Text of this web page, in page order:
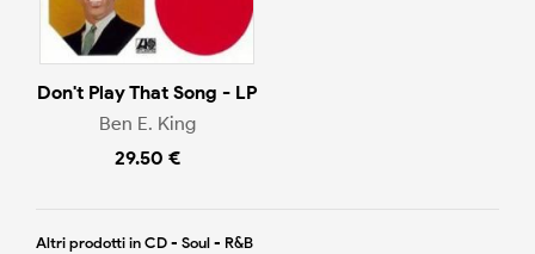
Don't Play That Song - LP
Ben E. King
29.50 €
Altri prodotti in CD - Soul - R&B